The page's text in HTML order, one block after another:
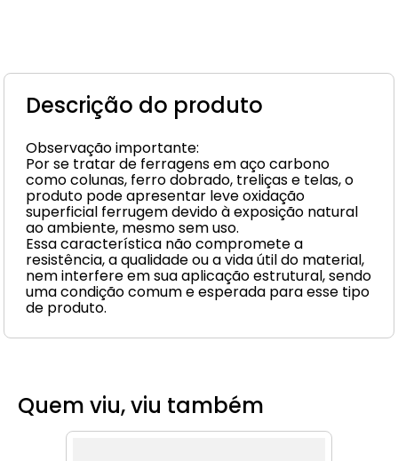
Descrição do produto
Observação importante:
Por se tratar de ferragens em aço carbono
como colunas, ferro dobrado, treliças e telas, o
produto pode apresentar leve oxidação
superficial ferrugem devido à exposição natural
ao ambiente, mesmo sem uso.
Essa característica não compromete a
resistência, a qualidade ou a vida útil do material,
nem interfere em sua aplicação estrutural, sendo
uma condição comum e esperada para esse tipo
de produto.
Quem viu, viu também